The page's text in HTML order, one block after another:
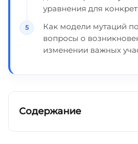
уравнения для
Как модели мутаций
вопросы о
изменении важных
Содержание